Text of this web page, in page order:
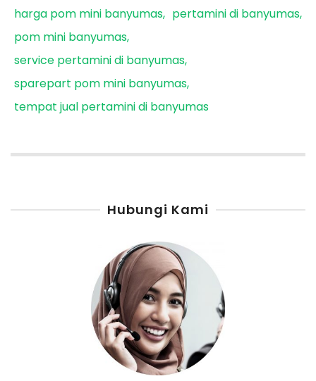
harga pom mini banyumas
pertamini di banyumas
pom mini banyumas
service pertamini di banyumas
sparepart pom mini banyumas
tempat jual pertamini di banyumas
Hubungi Kami